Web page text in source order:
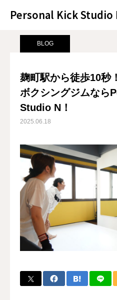
Personal Kick Studio
サンプルページ BLOG
BLOG
麹町駅から徒歩10秒
ボクシングジムなら
Studio N！
2025.06.18
Personal Kick Studio
BLOG
ホットペッパー
CONCEPT
MENU
ACCESS
BLOG